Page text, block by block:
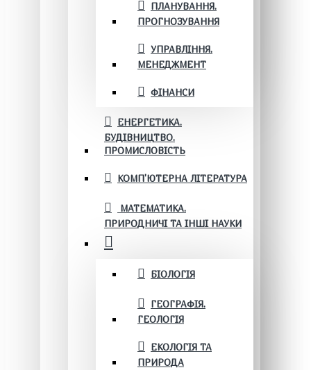
ПЛАНУВАННЯ.
ПРОГНОЗУВАННЯ
УПРАВЛІННЯ.
МЕНЕДЖМЕНТ
ФІНАНСИ
ЕНЕРГЕТИКА.
БУДІВНИЦТВО.
ПРОМИСЛОВІСТЬ
КОМП'ЮТЕРНА ЛІТЕРАТУРА
МАТЕМАТИКА.
ПРИРОДНИЧІ ТА ІНШІ НАУКИ
БІОЛОГІЯ
ГЕОГРАФІЯ.
ГЕОЛОГІЯ
ЕКОЛОГІЯ ТА
ПРИРОДА